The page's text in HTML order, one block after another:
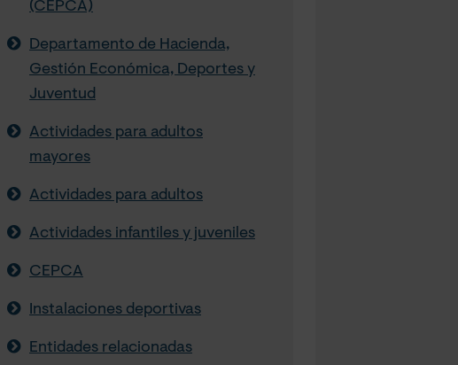
(CEPCA)
Departamento de Hacienda,
Gestión Económica, Deportes y
Juventud
Actividades para adultos
mayores
Actividades para adultos
Actividades infantiles y juveniles
CEPCA
Instalaciones deportivas
Entidades relacionadas